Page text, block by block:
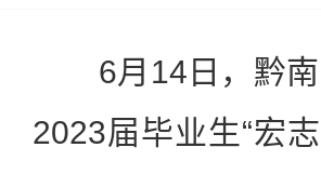
6月14日，黔南
2023届毕业生“宏